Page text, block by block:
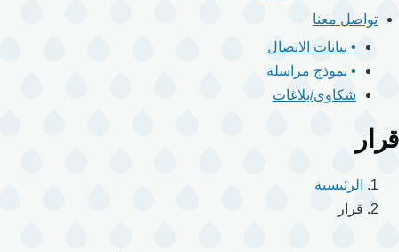
تواصل معنا
• بيانات الاتصال
• نموذج مراسلة
شكاوى/بلاغات
قرار
الرئيسية
قرار